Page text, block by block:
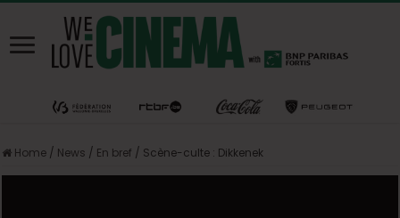
Home / News / En bref / Scène-culte : Dikkenek